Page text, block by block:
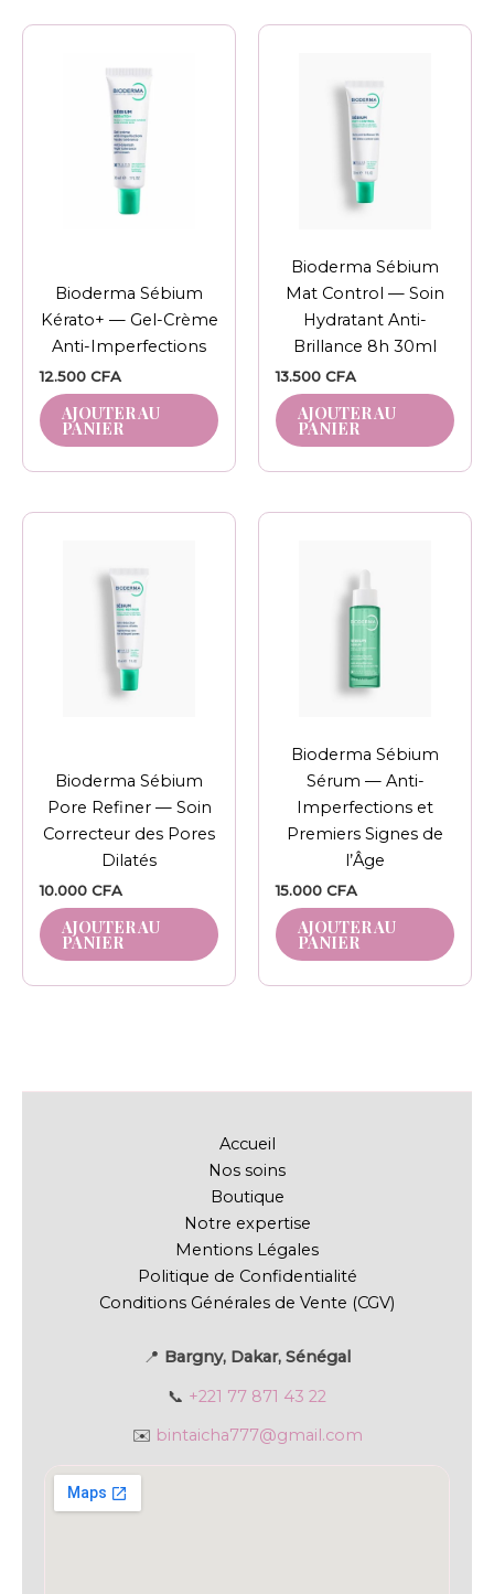
Bioderma Sébium
Kérato+ — Gel-Crème
Anti-Imperfections
12.500 CFA
AJOUTER AU
PANIER
Bioderma Sébium
Mat Control — Soin
Hydratant Anti-
Brillance 8h 30ml
13.500 CFA
AJOUTER AU
PANIER
Bioderma Sébium
Pore Refiner — Soin
Correcteur des Pores
Dilatés
10.000 CFA
AJOUTER AU
PANIER
Bioderma Sébium
Sérum — Anti-
Imperfections et
Premiers Signes de
l’Âge
15.000 CFA
AJOUTER AU
PANIER
Accueil
Nos soins
Boutique
Notre expertise
Mentions Légales
Politique de Confidentialité
Conditions Générales de Vente (CGV)
📍 Bargny, Dakar, Sénégal
📞 +221 77 871 43 22
✉️ bintaicha777@gmail.com